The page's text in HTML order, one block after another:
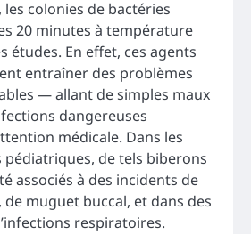
colonies de bactéries
20 minutes à température
études. En effet, ces agents
entraîner des problèmes
— allant de simples maux
dangereuses
médicale. Dans les
de tels biberons
associés à des incidents de
muguet buccal, et dans des
respiratoires.